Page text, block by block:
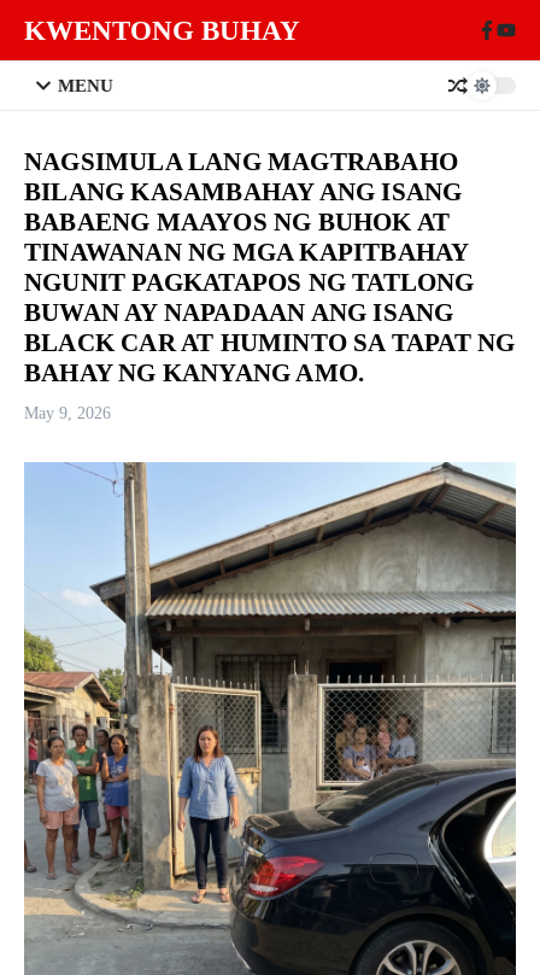
KWENTONG BUHAY
MENU
NAGSIMULA LANG MAGTRABAHO
BILANG KASAMBAHAY ANG ISANG
BABAENG MAAYOS NG BUHOK AT
TINAWANAN NG MGA KAPITBAHAY
NGUNIT PAGKATAPOS NG TATLONG
BUWAN AY NAPADAAN ANG ISANG
BLACK CAR AT HUMINTO SA TAPAT NG
BAHAY NG KANYANG AMO.
May 9, 2026